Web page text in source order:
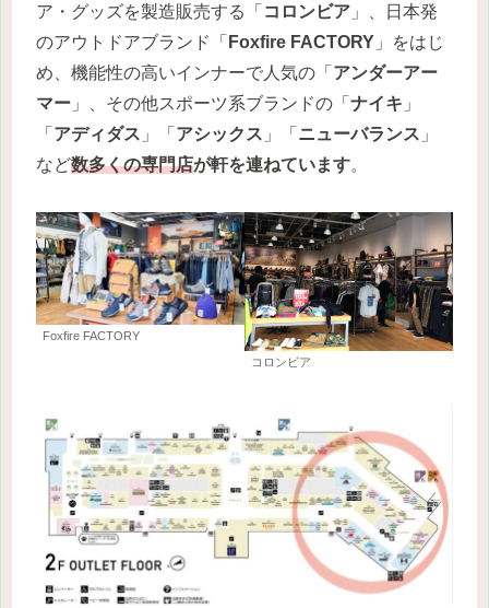
ア・グッズを製造販売する「 コロンビア 」、日本発
のアウトドアブランド「 Foxfire FACTORY 」をはじ
め、機能性の高いインナーで人気の「 アンダーアー
マー 」、その他スポーツ系ブランドの「 ナイキ 」
「 アディダス 」「 アシックス 」「 ニューバランス 」
など数多くの専門店が軒を連ねています。
Foxfire FACTORY
コロンビア